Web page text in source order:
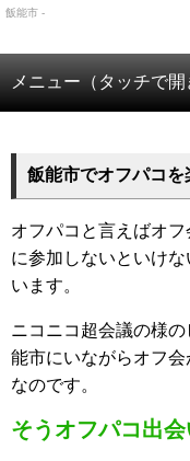
飯能市 -
メニュー（タッチで開
飯能市でオフパコを
オフパコと言えばオ
に参加しないといけ
います。
ニコニコ超会議の様
能市にいながらオフ
なのです。
そうオフパコ出